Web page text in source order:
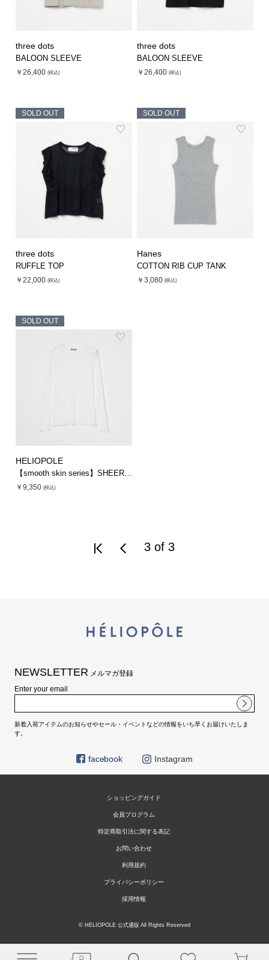
three dots
BALOON SLEEVE
￥26,400 (税込)
three dots
BALOON SLEEVE
￥26,400 (税込)
SOLD OUT
three dots
RUFFLE TOP
￥22,000 (税込)
SOLD OUT
Hanes
COTTON RIB CUP TANK
￥3,080 (税込)
SOLD OUT
HELIOPOLE
【smooth skin series】SHEER RIB JERSEY CREW
￥9,350 (税込)
3 of 3
NEWSLETTER メルマガ登録
Enter your email
新着入荷アイテムのお知らせやセール・イベントなどの情報をいち早くお届けいたしま
す。
facebook Instagram
ショッピングガイド
会員プログラム
特定商取引法に関する表記
お問い合わせ
利用規約
プライバシーポリシー
採用情報
© HELIOPOLE 公式通販 All Rights Reserved